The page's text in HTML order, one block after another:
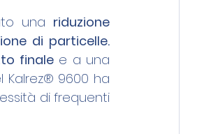
una riduzione
finale
Kalrez® 9600 ha
di frequenti